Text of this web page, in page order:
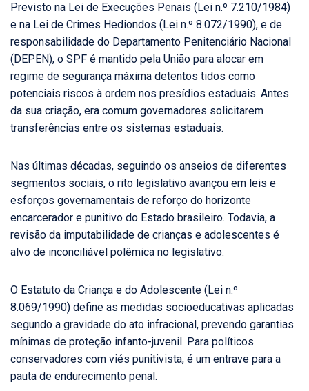
Previsto na Lei de Execuções Penais (Lei n.º 7.210/1984)
e na Lei de Crimes Hediondos (Lei n.º 8.072/1990), e de
responsabilidade do Departamento Penitenciário Nacional
(DEPEN), o SPF é mantido pela União para alocar em
regime de segurança máxima detentos tidos como
potenciais riscos à ordem nos presídios estaduais. Antes
da sua criação, era comum governadores solicitarem
transferências entre os sistemas estaduais.
Nas últimas décadas, seguindo os anseios de diferentes
segmentos sociais, o rito legislativo avançou em leis e
esforços governamentais de reforço do horizonte
encarcerador e punitivo do Estado brasileiro. Todavia, a
revisão da imputabilidade de crianças e adolescentes é
alvo de inconciliável polêmica no legislativo.
O Estatuto da Criança e do Adolescente (Lei n.º
8.069/1990) define as medidas socioeducativas aplicadas
segundo a gravidade do ato infracional, prevendo garantias
mínimas de proteção infanto-juvenil. Para políticos
conservadores com viés punitivista, é um entrave para a
pauta de endurecimento penal.